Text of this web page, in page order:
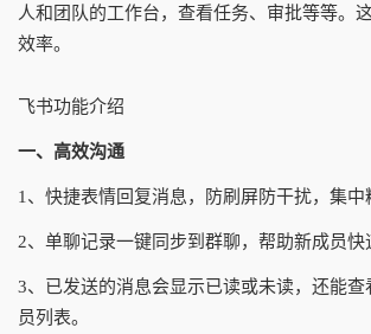
人和团队的工作台，查看任务、审批等等。
效率。
飞书功能介绍
一、高效沟通
1、快捷表情回复消息，防刷屏防干扰，集中
2、单聊记录一键同步到群聊，帮助新成员快
3、已发送的消息会显示已读或未读，还能查
员列表。